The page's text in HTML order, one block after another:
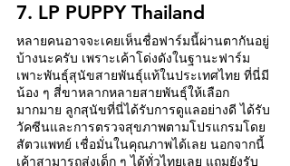
7. LP PUPPY Thailand
หลายคนอาจจะเคยเห็นชื่อฟาร์มนี้ผ่านตากันอยู่
บ้างนะครับ เพราะเค้าโด่งดังในฐานะฟาร์ม
เพาะพันธุ์สุนัขสายพันธุ์แท้ในประเทศไทย ที่นี่มี
น้อง ๆ สี่ขาหลากหลายสายพันธุ์ให้เลือก
มากมาย ลูกสุนัขที่นี่ได้รับการดูแลอย่างดี ได้รับ
วัคซีนและการตรวจสุขภาพตามโปรแกรมโดย
สัตวแพทย์ เชื่อมั่นในคุณภาพได้เลย นอกจากนี้
เค้าสามารถส่งเด็ก ๆ ได้ทั่วไทยเลย แถมยังรับ